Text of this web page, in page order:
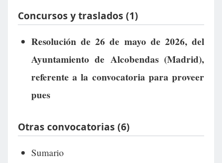
Concursos y traslados (1)
Resolución de 26 de mayo de 2026, del
Ayuntamiento de Alcobendas (Madrid),
referente a la convocatoria para proveer
pues
Otras convocatorias (6)
Sumario